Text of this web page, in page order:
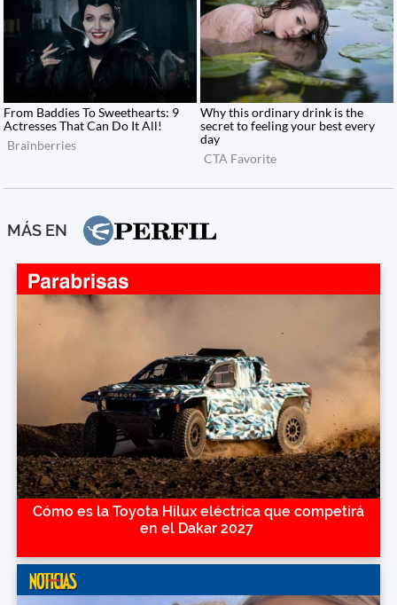
MÁS EN
Cómo es la Toyota Hilux eléctrica que competirá
en el Dakar 2027